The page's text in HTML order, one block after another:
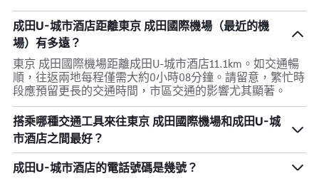
成田U-城市酒店距離東京 成田國際機場（最近的機
場）有多遠？
東京 成田國際機場距離成田U-城市酒店11.1km。如交通暢
順，往返兩地每程僅需大約0小時08分鐘。請留意，繁忙時
段應預留更長的交通時間，市區交通的影響尤其顯著。
搭乘哪種交通工具來往東京 成田國際機場和成田U-城
市酒店之間最好？
成田U-城市酒店的電話號碼是幾號？